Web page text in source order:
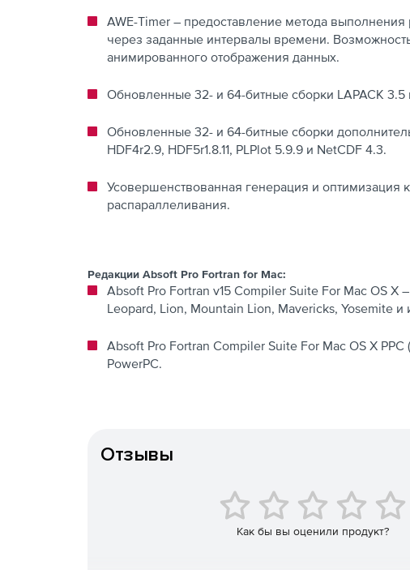
AWE-Timer – предоставление метода
через заданные интервалы времени.
анимированного отображения данных.
Обновленные 32- и 64-битные сборки LAPACK 3.5
Обновленные 32- и 64-битные сборки
HDF4r2.9, HDF5r1.8.11, PLPlot 5.9.9 и NetCDF 4.3.
Усовершенствованная генерация и оптимизация
распараллеливания.
Редакции Absoft Pro Fortran for Mac:
Absoft Pro Fortran v15 Compiler Suite For Mac OS
Leopard, Lion, Mountain Lion, Mavericks, Yosemite
Absoft Pro Fortran Compiler Suite For Mac OS X
PowerPC.
Отзывы
Как бы вы оценили продукт?